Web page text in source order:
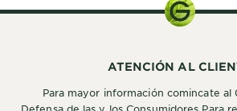
ATENCIÓN AL
Para mayor información comincate